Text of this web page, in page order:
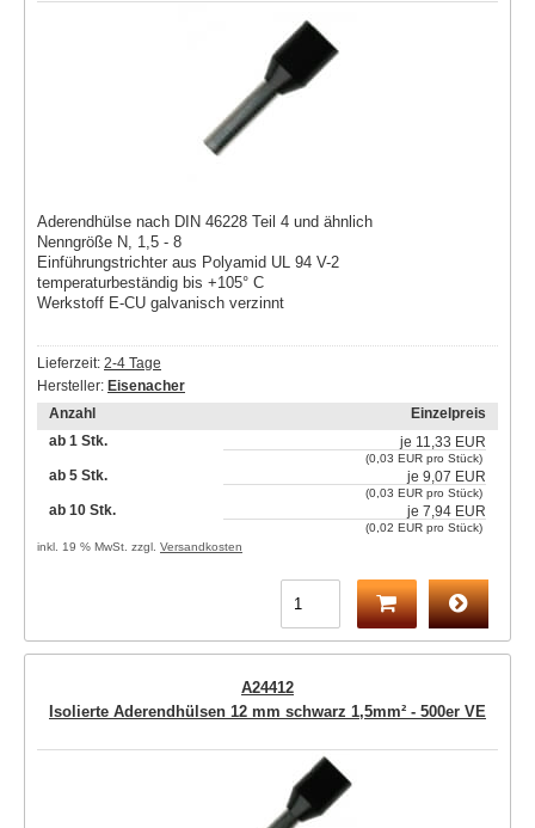
Aderendhülse nach DIN 46228 Teil 4 und ähnlich
Nenngröße N, 1,5 - 8
Einführungstrichter aus Polyamid UL 94 V-2
temperaturbeständig bis +105° C
Werkstoff E-CU galvanisch verzinnt
Lieferzeit: 2-4 Tage
Hersteller: Eisenacher
Anzahl
Einzelpreis
ab 1 Stk.
je 11,33 EUR
(0,03 EUR pro Stück)
ab 5 Stk. je 9,07 EUR
(0,03 EUR pro Stück)
ab 10 Stk. je 7,94 EUR
(0,02 EUR pro Stück)
inkl. 19 % MwSt. zzgl. Versandkosten
A24412
Isolierte Aderendhülsen 12 mm schwarz 1,5mm² - 500er VE